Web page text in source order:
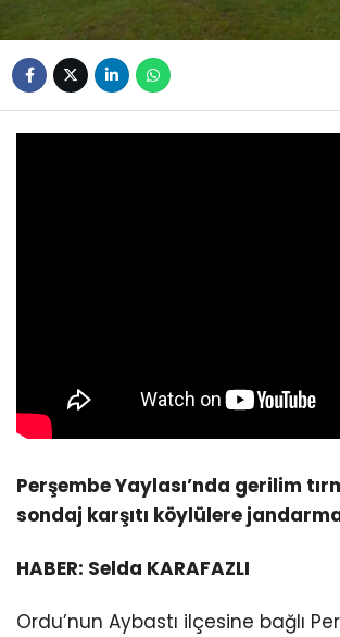
Perşembe Yaylası’nda gerilim
sondaj karşıtı köylülere
HABER: Selda KARAFAZLI
Ordu’nun Aybastı ilçesine bağlı